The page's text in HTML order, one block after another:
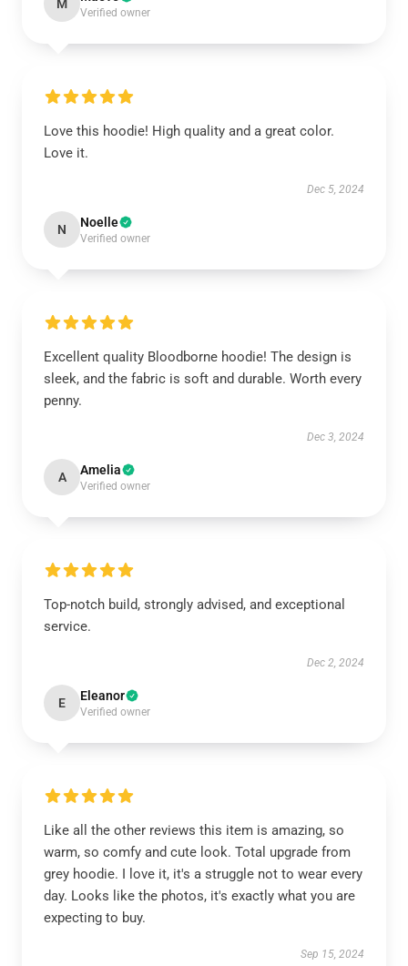
M
Verified owner
Love this hoodie! High quality and a great color.
Love it.
Dec 5, 2024
N Noelle
Verified owner
Excellent quality Bloodborne hoodie! The design is
sleek, and the fabric is soft and durable. Worth every
penny.
Dec 3, 2024
A Amelia
Verified owner
Top-notch build, strongly advised, and exceptional
service.
Dec 2, 2024
E Eleanor
Verified owner
Like all the other reviews this item is amazing, so
warm, so comfy and cute look. Total upgrade from
grey hoodie. I love it, it's a struggle not to wear every
day. Looks like the photos, it's exactly what you are
expecting to buy.
Sep 15, 2024